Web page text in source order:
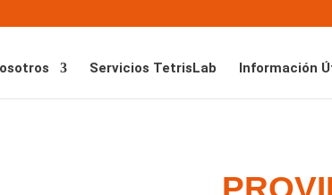
Servicios TetrisLab Información